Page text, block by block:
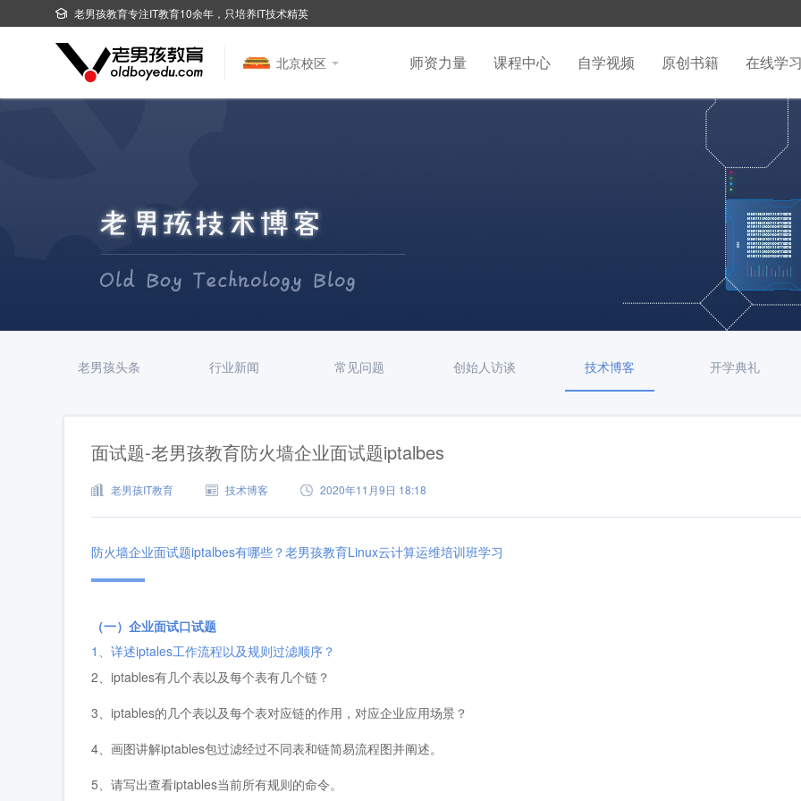
老男孩教育专注IT教育10余年，只培养IT技术精英
北京校区 师资力量 课程中心 自学视频 原创书籍 在线学
老男孩头条 行业新闻 常见问题 创始人访谈 技术博客 开学典礼
面试题-老男孩教育防火墙企业面试题iptalbes
老男孩IT教育 技术博客 2020年11月9日 18:18
防火墙企业面试题iptalbes有哪些？老男孩教育Linux云计算运维培训班学习
（一）企业面试口试题
1、详述iptales工作流程以及规则过滤顺序？
2、iptables有几个表以及每个表有几个链？
3、iptables的几个表以及每个表对应链的作用，对应企业应用场景？
4、画图讲解iptables包过滤经过不同表和链简易流程图并阐述。
5、请写出查看iptables当前所有规则的命令。